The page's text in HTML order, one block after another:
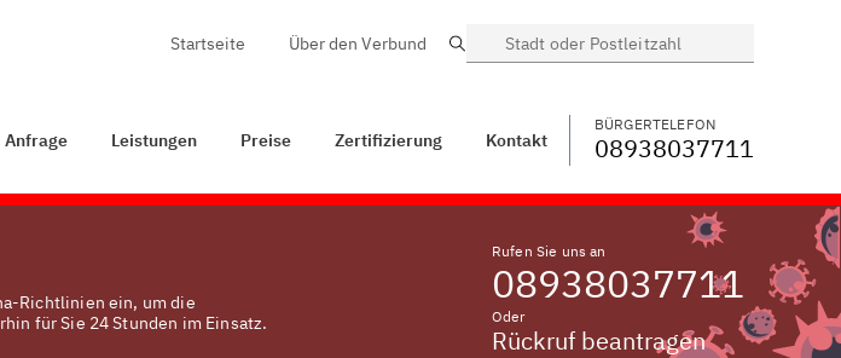
BÜRGERTELEFON WECHSELN
Startseite Über den Verbund Suche
Anfrage Leistungen Preise Zertifizierung Kontakt
BÜRGERTELEFON
08938037711
Richtlinien ein, um die
für Sie 24 Stunden im Einsatz.
Rufen Sie uns an
08938037711
Oder
Rückruf beantragen